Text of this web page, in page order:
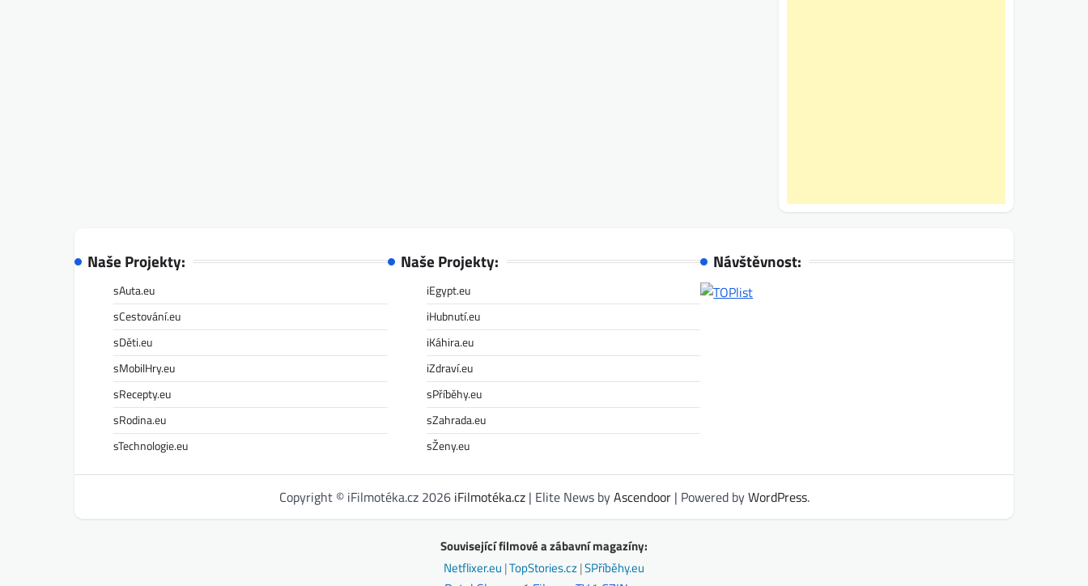
Naše Projekty:
sAuta.eu
sCestování.eu
sDěti.eu
sMobilHry.eu
sRecepty.eu
sRodina.eu
sTechnologie.eu
Naše Projekty:
iEgypt.eu
iHubnutí.eu
iKáhira.eu
iZdraví.eu
sPříběhy.eu
sZahrada.eu
sŽeny.eu
Návštěvnost:
Copyright © iFilmotéka.cz 2026 iFilmotéka.cz| Elite News byAscendoor| Powered byWordPress.
Související filmové a zábavní magazíny:
Netflixer.eu |TopStories.cz|SPříběhy.eu